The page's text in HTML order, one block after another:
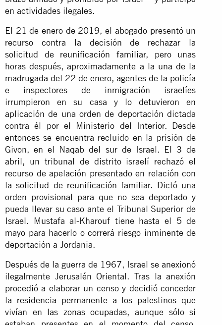
en actividades ilegales.
El 21 de enero de 2019, el abogado presentó un
recurso contra la decisión de rechazar la
solicitud de reunificación familiar, pero unas
horas después, aproximadamente a la una de la
madrugada del 22 de enero, agentes de la policía
e inspectores de inmigración israelíes
irrumpieron en su casa y lo detuvieron en
aplicación de una orden de deportación dictada
contra él por el Ministerio del Interior. Desde
entonces se encuentra recluido en la prisión de
Givon, en el Naqab del sur de Israel. El 3 de
abril, un tribunal de distrito israelí rechazó el
recurso de apelación presentado en relación con
la solicitud de reunificación familiar. Dictó una
orden provisional para que no sea deportado y
pueda llevar su caso ante el Tribunal Superior de
Israel. Mustafa al-Kharouf tiene hasta el 5 de
mayo para hacerlo o correrá riesgo inminente de
deportación a Jordania.
Después de la guerra de 1967, Israel se anexionó
ilegalmente Jerusalén Oriental. Tras la anexión
procedió a elaborar un censo y decidió conceder
la residencia permanente a los palestinos que
vivían en las zonas ocupadas, aunque sólo si